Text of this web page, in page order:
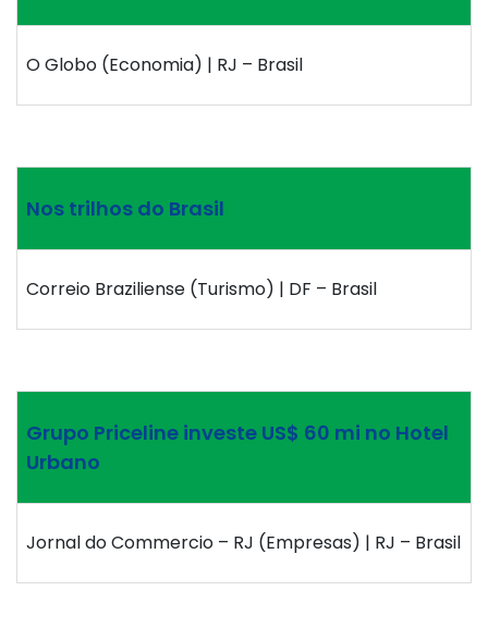
O Globo (Economia) | RJ – Brasil
Nos trilhos do Brasil
Correio Braziliense (Turismo) | DF – Brasil
Grupo Priceline investe US$ 60 mi no Hotel
Urbano
Jornal do Commercio – RJ (Empresas) | RJ – Brasil